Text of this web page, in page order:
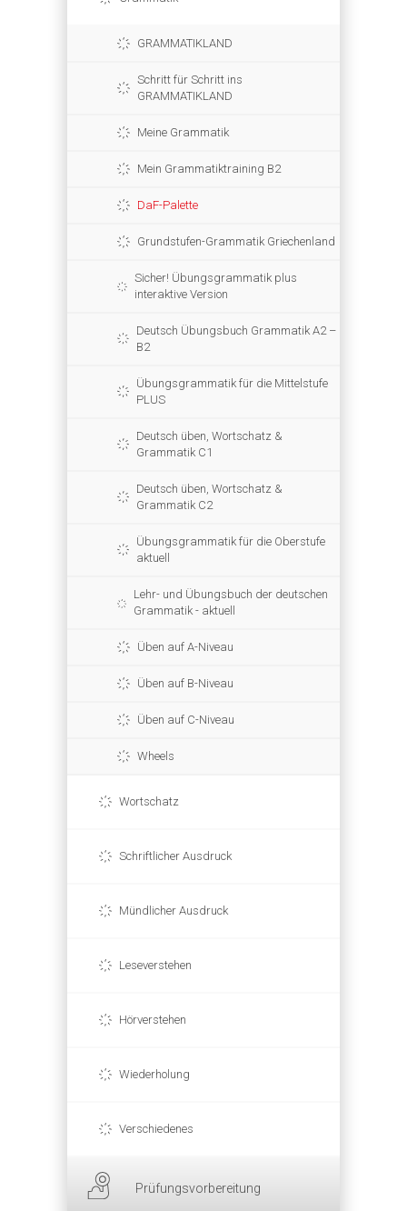
GRAMMATIKLAND
Schritt für Schritt ins
GRAMMATIKLAND
Meine Grammatik
Mein Grammatiktraining B2
DaF-Palette
Grundstufen-Grammatik Griechenland
Sicher! Übungsgrammatik plus
interaktive Version
Deutsch Übungsbuch Grammatik A2 –
B2
Übungsgrammatik für die Mittelstufe
PLUS
Deutsch üben, Wortschatz &
Grammatik C1
Deutsch üben, Wortschatz &
Grammatik C2
Übungsgrammatik für die Oberstufe
aktuell
Lehr- und Übungsbuch der deutschen
Grammatik - aktuell
Üben auf A-Niveau
Üben auf B-Niveau
Üben auf C-Niveau
Wheels
Wortschatz
Schriftlicher Ausdruck
Mündlicher Ausdruck
Leseverstehen
Hörverstehen
Wiederholung
Verschiedenes
Prüfungsvorbereitung